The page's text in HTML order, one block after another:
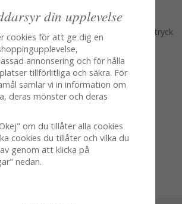
- personer som lider av högt blodtryck
konsumtion.
adressen
din upplevelse
cookies för att ge dig en
annonsering och för hålla
tillförlitliga och säkra. För
samlar vi in information om
deras mönster och deras
om du tillåter alla cookies
cookies du tillåter och vilka du
genom att klicka på
nedan.